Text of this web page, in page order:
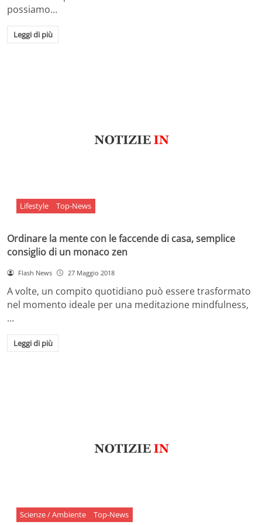
possiamo…
Leggi di più
Lifestyle Top-News
Ordinare la mente con le faccende di casa, semplice
consiglio di un monaco zen
Flash News 27 Maggio 2018
A volte, un compito quotidiano può essere trasformato
nel momento ideale per una meditazione mindfulness,
…
Leggi di più
Scienze / Ambiente Top-News